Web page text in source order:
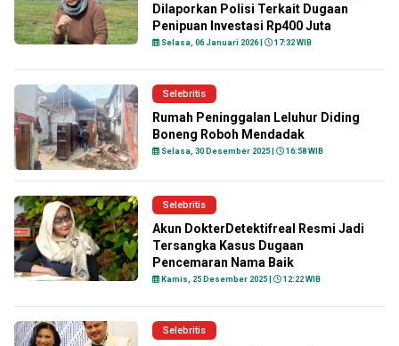
Dilaporkan Polisi Terkait Dugaan
Penipuan Investasi Rp400 Juta
Selasa, 06 Januari 2026 | 17:32 WIB
Selebritis
Rumah Peninggalan Leluhur Diding
Boneng Roboh Mendadak
Selasa, 30 Desember 2025 | 16:58 WIB
Selebritis
Akun DokterDetektifreal Resmi Jadi
Tersangka Kasus Dugaan
Pencemaran Nama Baik
Kamis, 25 Desember 2025 | 12:22 WIB
Selebritis